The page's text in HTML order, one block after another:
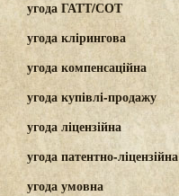
угода ГАТТ/СОТ
угода клірингова
угода компенсаційна
угода купівлі-продажу
угода ліцензійна
угода патентно-ліцензійна
угода умовна